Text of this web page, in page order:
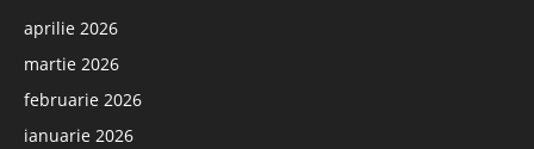
aprilie 2026
martie 2026
februarie 2026
ianuarie 2026